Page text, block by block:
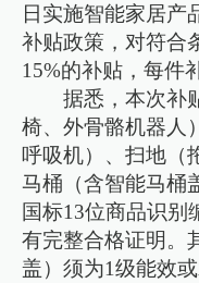
日实施智能家居产
补贴政策，对符合
15%的补贴，每件
据悉，本次补
椅、外骨骼机器人
呼吸机）、扫地（
马桶（含智能马桶
国标13位商品识别
有完整合格证明。
盖）须为1级能效或